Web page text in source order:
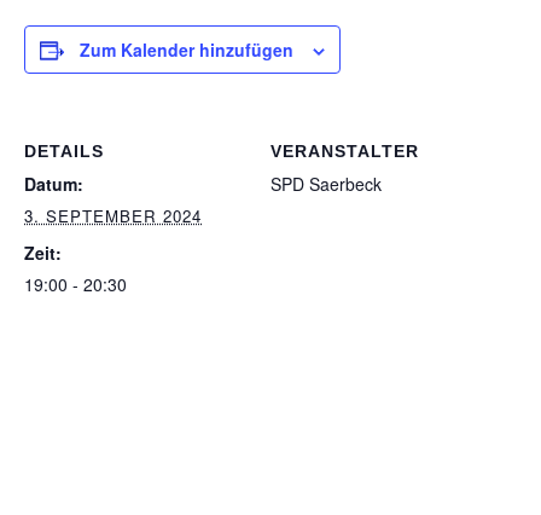
Zum Kalender hinzufügen
DETAILS
Datum:
3. SEPTEMBER 2024
Zeit:
19:00 - 20:30
VERANSTALTER
SPD Saerbeck